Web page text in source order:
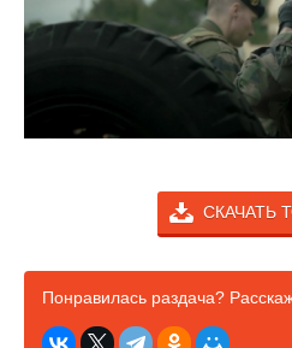
СКАЧАТЬ
Понравилась раздача?